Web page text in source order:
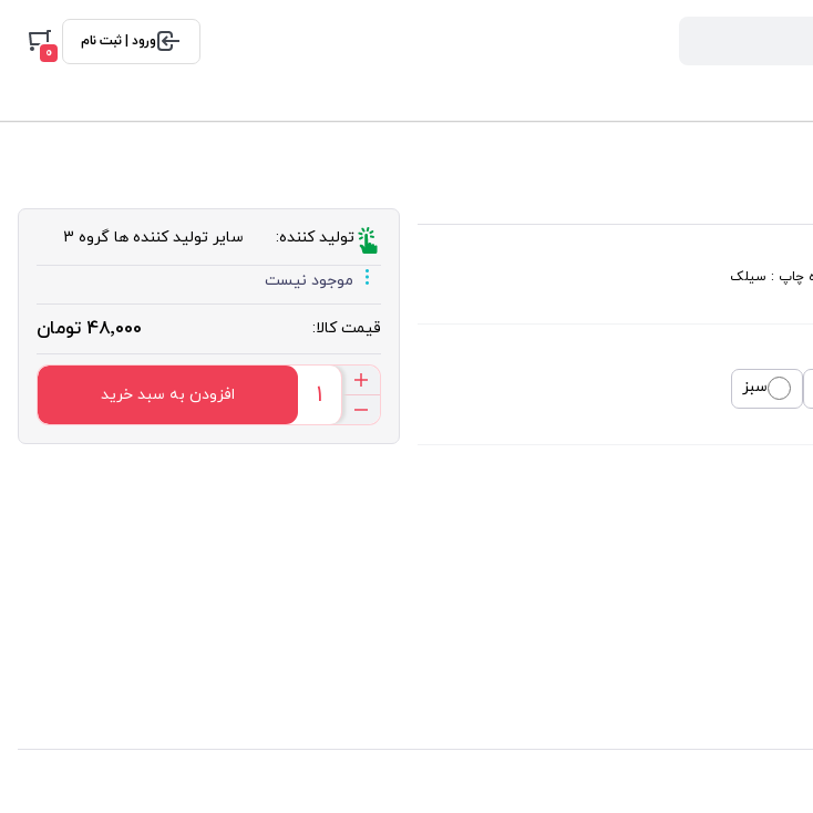
ورود | ثبت نام
0
سبز
تولید کننده: سایر تولید کننده ها گروه 3
موجود نیست
قیمت کالا: 48٬000 تومان
افزودن به سبد خرید